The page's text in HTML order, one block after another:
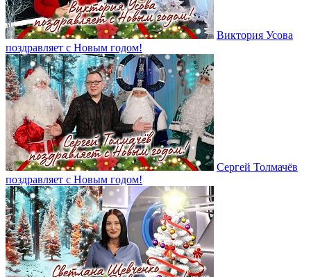
Виктория Усова
поздравляет с Новым годом!
Сергей Толмачёв
поздравляет с Новым годом!